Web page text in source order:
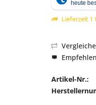
Lieferzeit 1
Empfehlen
Artikel-Nr.: